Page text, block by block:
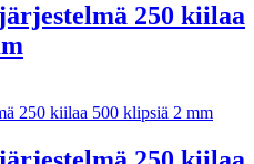
250 kiilaa